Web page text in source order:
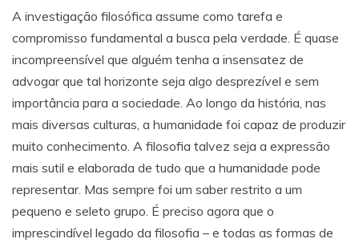
A investigação filosófica assume como tarefa e
compromisso fundamental a busca pela verdade. É quase
incompreensível que alguém tenha a insensatez de
advogar que tal horizonte seja algo desprezível e sem
importância para a sociedade. Ao longo da história, nas
mais diversas culturas, a humanidade foi capaz de produzir
muito conhecimento. A filosofia talvez seja a expressão
mais sutil e elaborada de tudo que a humanidade pode
representar. Mas sempre foi um saber restrito a um
pequeno e seleto grupo. É preciso agora que o
imprescindível legado da filosofia – e todas as formas de